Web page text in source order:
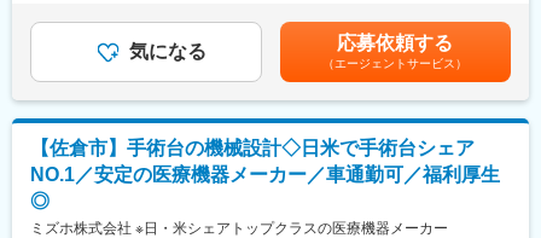
※製品は、機械・電気・油圧・バッテリー・操作盤等で構成されま
す。
■フィールドサービススタッフ17名（テクニカルサービス部全体
31名）
※医療機器取り扱いの経験は必要ありません。
※異業界転職者も多数活躍中です！
械 等
から携わっていただきます※
・調達管理 / 仕入先選定から契約締結、見積依頼、納期管理、
品質管理、支払管理、左記に関する折衝等
（その他補足情報）
・手術台は約1000の部材を使い構成されており、様々な部位の術
・購買もとになる設計開発部門や品質管理部門・製造部門は同工
選考を通じて上下する可能性があります。・業績加算賞与の制度
があり、年収は平均的な加算賞与を含みます。・残業代別途支給
賃金はあくまでも目安の金額であり、選考を通じて上下する可能
性があります。月給(月額)は固定手当を含めた表記です。
気になる 応募依頼する
（エージェントサービス）
【佐倉市】手術台の機械設計◇日米で手術台シェア
NO.1／安定の医療機器メーカー／車通勤可／福利厚生
◎
ミズホ株式会社 ※日・米シェアトップクラスの医療機器メーカー